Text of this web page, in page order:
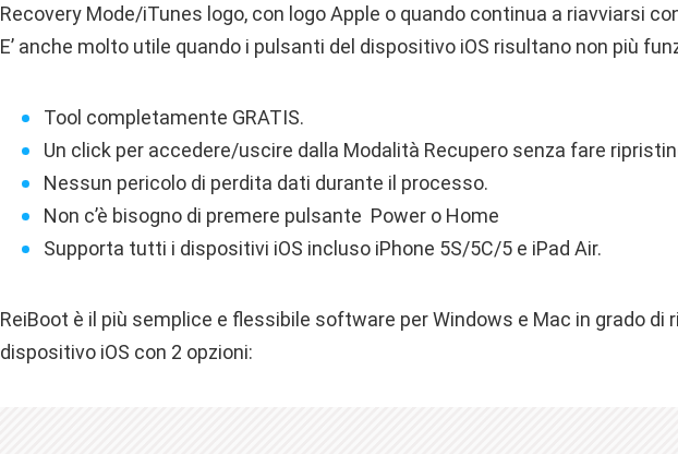
Recovery Mode/iTunes logo, con logo Apple o quando continua a riavviarsi
E’ anche molto utile quando i pulsanti del dispositivo iOS risultano non più
Tool completamente GRATIS.
Un click per accedere/uscire dalla Modalità Recupero senza fare
Nessun pericolo di perdita dati durante il processo.
Non c’è bisogno di premere pulsante Power o Home
Supporta tutti i dispositivi iOS incluso iPhone 5S/5C/5 e iPad Air.
ReiBoot è il più semplice e flessibile software per Windows e Mac in grado di
dispositivo iOS con 2 opzioni: